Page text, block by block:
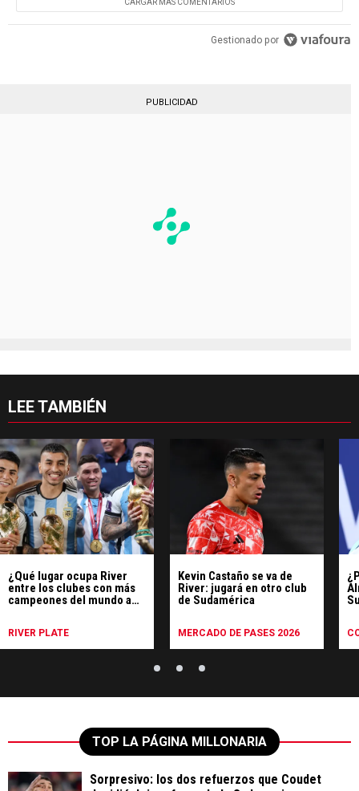
CARGAR MÁS COMENTARIOS
Gestionado por
PUBLICIDAD
LEE TAMBIÉN
¿Qué lugar ocupa River
entre los clubes con más
campeones del mundo a
RIVER PLATE
Kevin Castaño se va de
River: jugará en otro club
de Sudamérica
MERCADO DE PASES 2026
TOP LA PÁGINA MILLONARIA
Sorpresivo: los dos refuerzos que Coudet